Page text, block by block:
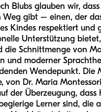
Blubs glauben wir,
Weg gibt – einen, der
Kindes respektiert und
Unterstützung
die Schnittmenge von
und moderner
Wendepunkt. Die
von Dr. Maria
der Überzeugung,
Lerner sind, die